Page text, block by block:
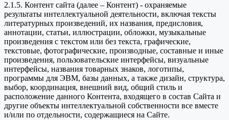
2.1.5. Контент сайта (далее – Контент) - охраняемые
результаты интеллектуальной деятельности, включая тексты
литературных произведений, их названия, предисловия,
аннотации, статьи, иллюстрации, обложки, музыкальные
произведения с текстом или без текста, графические,
текстовые, фотографические, производные, составные и иные
произведения, пользовательские интерфейсы, визуальные
интерфейсы, названия товарных знаков, логотипы,
программы для ЭВМ, базы данных, а также дизайн, структура,
выбор, координация, внешний вид, общий стиль и
расположение данного Контента, входящего в состав Сайта и
другие объекты интеллектуальной собственности все вместе
и/или по отдельности, содержащиеся на Сайте.